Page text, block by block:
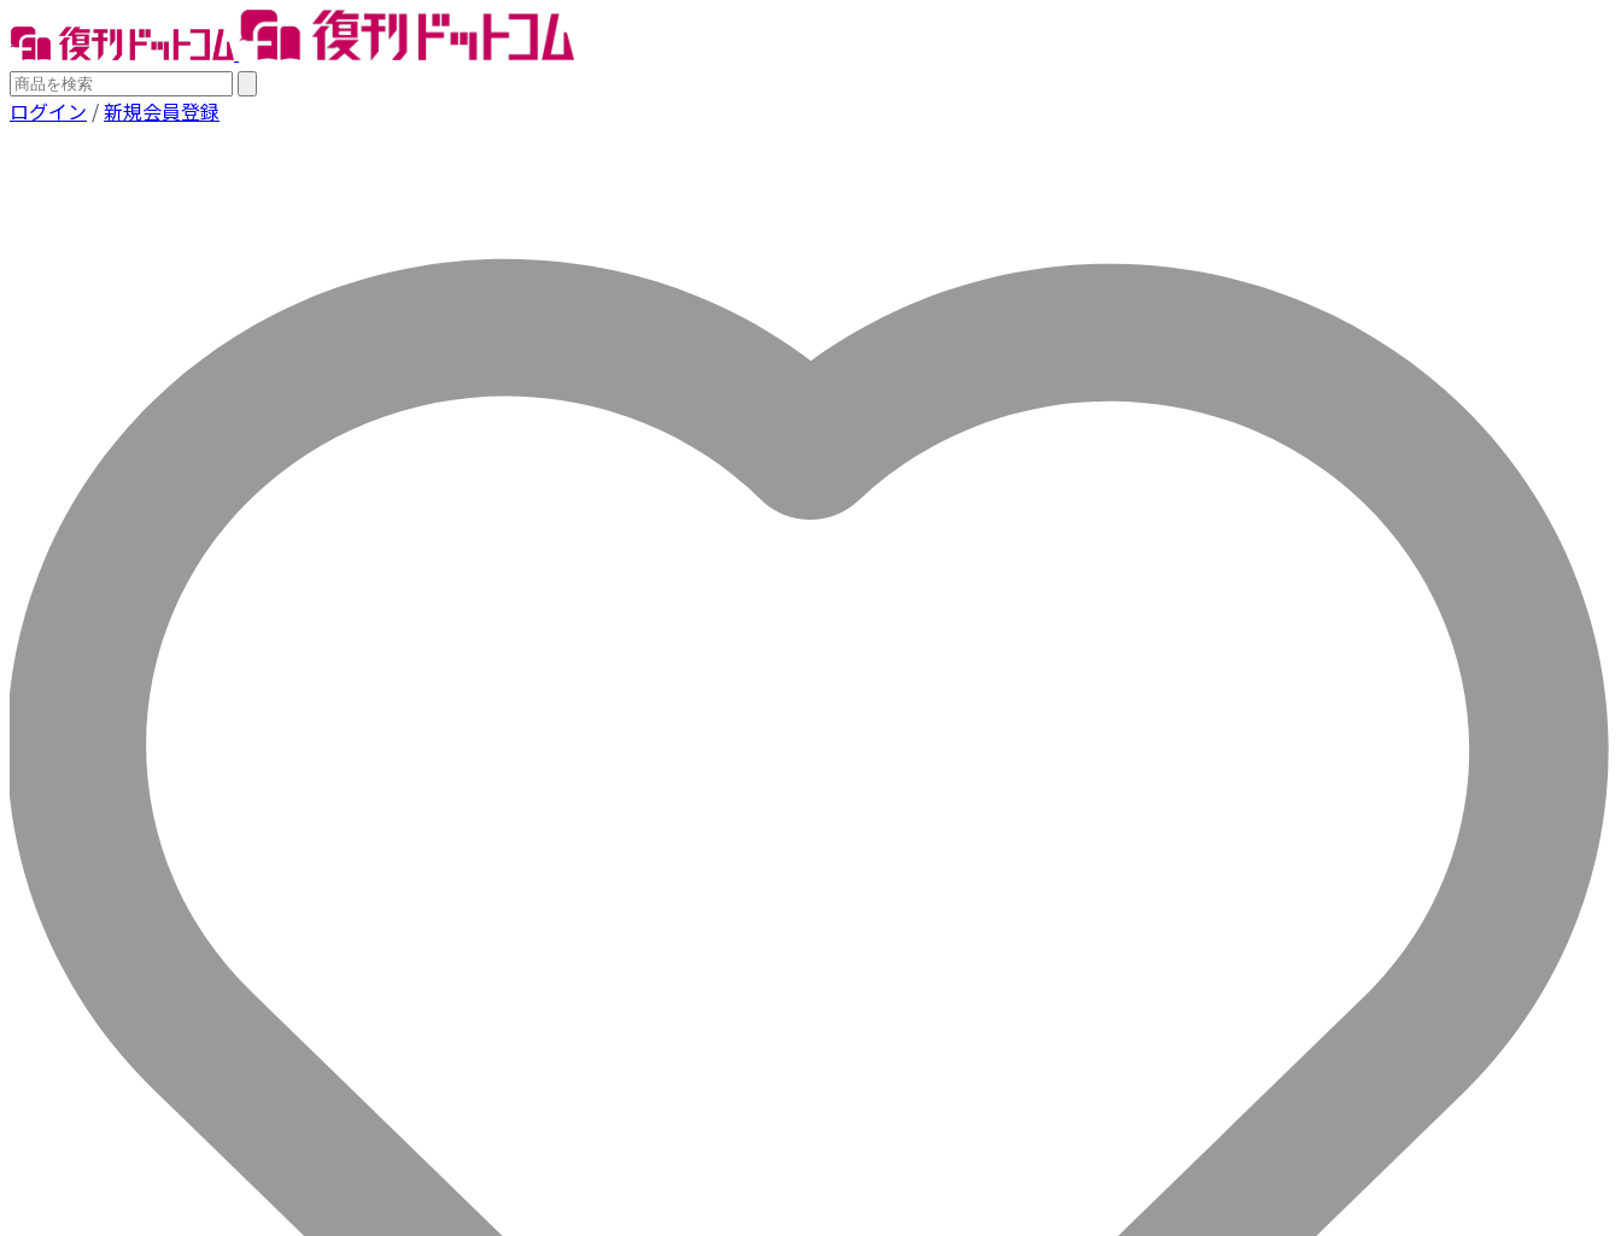
ログイン /新規会員登録